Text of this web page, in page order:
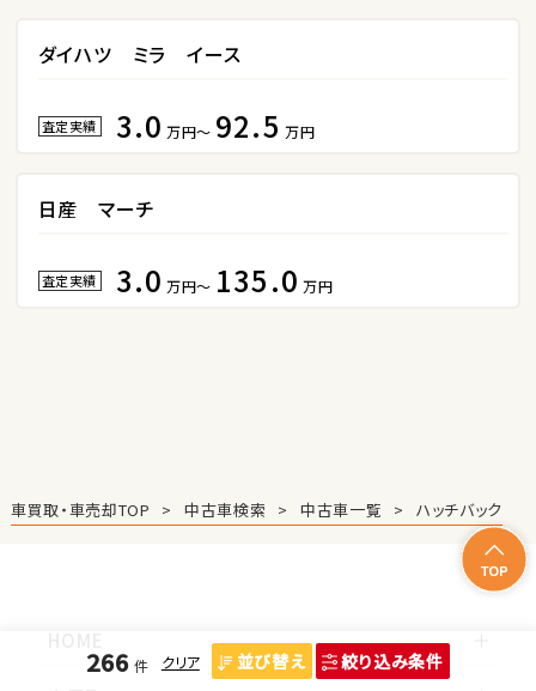
1
ヤリスクロス
ハリアー
ダイハツ ミラ イース
査定実績 3.0 万円～ 92.5 万円
日産 マーチ
査定実績 3.0 万円～ 135.0 万円
266 件 クリア 並び替え 絞り込み条件
車買取・車売却TOP 中古車検索 中古車一覧 ハッチバック